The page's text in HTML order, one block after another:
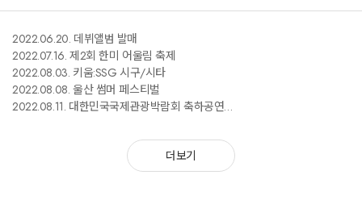
2022.06.20. 데뷔앨범 발매
2022.07.16. 제2회 한미 어울림 축제
2022.08.03. 키움:SSG 시구/시타
2022.08.08. 울산 썸머 페스티벌
2022.08.11. 대한민국국제관광박람회 축하공연
더보기